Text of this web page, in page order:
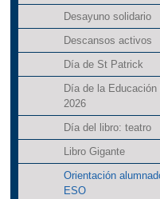
Desayuno solidario
Descansos activos
Día de St Patrick
Día de la
2026
Día del libro: teatro
Libro Gigante
Orientación
ESO